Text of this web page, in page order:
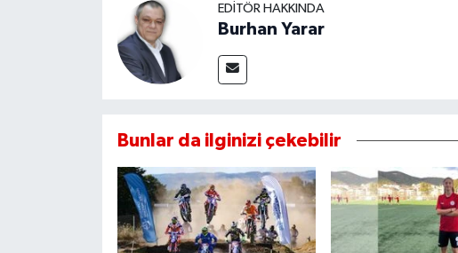
EDITÖR HAKKINDA
Burhan Yarar
Bunlar da ilginizi çekebilir